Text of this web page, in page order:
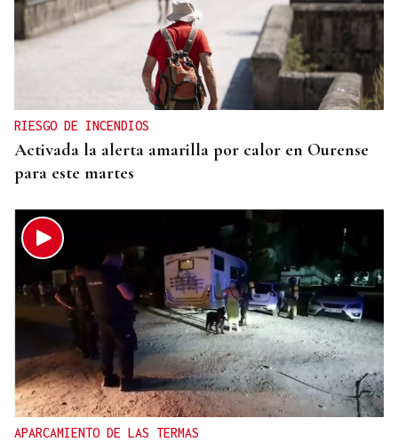
RIESGO DE INCENDIOS
Activada la alerta amarilla por calor en Ourense
para este martes
APARCAMIENTO DE LAS TERMAS